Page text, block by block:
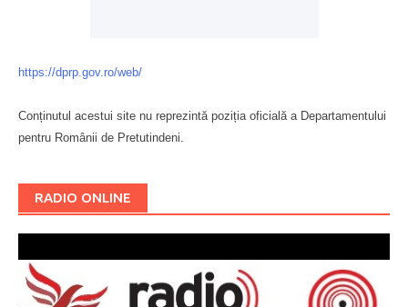
https://dprp.gov.ro/web/
Conținutul acestui site nu reprezintă poziția oficială a Departamentului
pentru Românii de Pretutindeni.
RADIO ONLINE